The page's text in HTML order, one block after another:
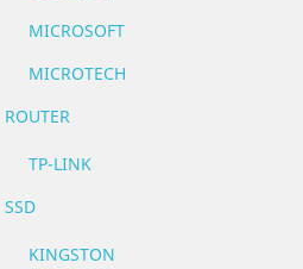
MICROSOFT
MICROTECH
ROUTER
TP-LINK
SSD
KINGSTON